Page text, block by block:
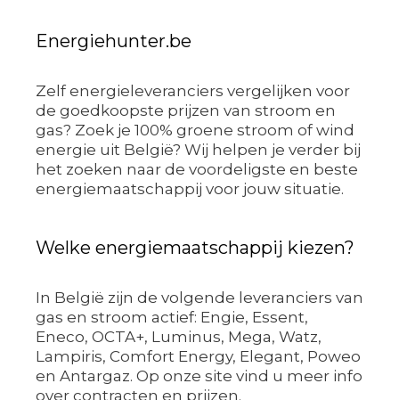
Energiehunter.be
Zelf energieleveranciers vergelijken voor
de goedkoopste prijzen van stroom en
gas? Zoek je 100% groene stroom of wind
energie uit België? Wij helpen je verder bij
het zoeken naar de voordeligste en beste
energiemaatschappij voor jouw situatie.
Welke energiemaatschappij kiezen?
In België zijn de volgende leveranciers van
gas en stroom actief: Engie, Essent,
Eneco, OCTA+, Luminus, Mega, Watz,
Lampiris, Comfort Energy, Elegant, Poweo
en Antargaz. Op onze site vind u meer info
over contracten en prijzen.